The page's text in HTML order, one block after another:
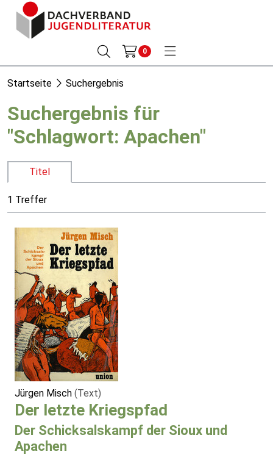
0
Startseite Suchergebnis
Suchergebnis für
"Schlagwort: Apachen"
Titel
1 Treffer
Jürgen Misch (Text)
Der letzte Kriegspfad
Der Schicksalskampf der Sioux und
Apachen